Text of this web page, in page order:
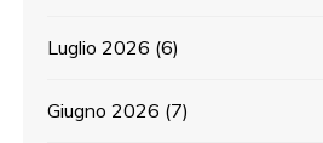
Luglio 2026 (6)
Giugno 2026 (7)